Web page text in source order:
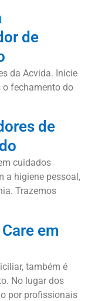
de
da Acvida. Inicie
o fechamento do
de
cuidados
a higiene pessoal,
Trazemos
em
também é
No lugar dos
por profissionais